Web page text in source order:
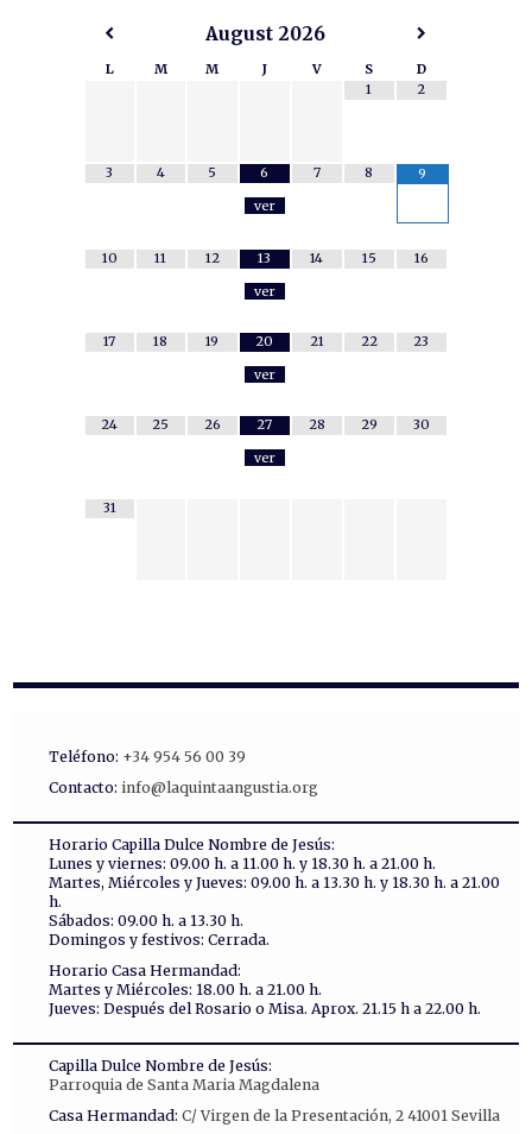
August 2026
L M M J V S
D
1
2
3 4 5
6
ver
7 8 9
10 11 12
13
ver
14 15 16
17 18 19
20
ver
21 22 23
24 25 26
27
ver
28 29 30
31
Teléfono: +34 954 56 00 39
Contacto: info@laquintaangustia.org
Horario Capilla Dulce Nombre de Jesús:
Lunes y viernes: 09.00 h. a 11.00 h. y 18.30 h. a 21.00 h.
Martes, Miércoles y Jueves: 09.00 h. a 13.30 h. y 18.30 h. a 21.00
h.
Sábados: 09.00 h. a 13.30 h.
Domingos y festivos: Cerrada.
Horario Casa Hermandad:
Martes y Miércoles: 18.00 h. a 21.00 h.
Jueves: Después del Rosario o Misa. Aprox. 21.15 h a 22.00 h.
Capilla Dulce Nombre de Jesús:
Parroquia de Santa Maria Magdalena
Casa Hermandad: C/ Virgen de la Presentación, 2 41001 Sevilla